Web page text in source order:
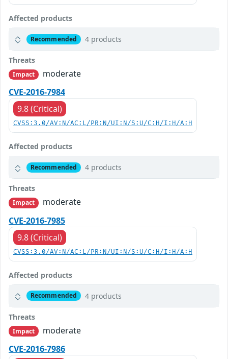
Affected products
Recommended 4 products
Threats
Impact
moderate
CVE-2016-7984
9.8 (Critical)
CVSS:3.0/AV:N/AC:L/PR:N/UI:N/S:U/C:H/I:H/A:H
Affected products
Recommended 4 products
Threats
Impact
moderate
CVE-2016-7985
9.8 (Critical)
CVSS:3.0/AV:N/AC:L/PR:N/UI:N/S:U/C:H/I:H/A:H
Affected products
Recommended 4 products
Threats
Impact
moderate
CVE-2016-7986